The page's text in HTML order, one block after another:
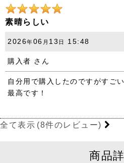
これから自宅でもお世話になりま
ありがとうございました！！
素晴らしい
2026年06 月 13 日 15:48
購入者 さん
自分用で購入したのですがすご
最高です！
全て表示 (8件のレビュー)
商品